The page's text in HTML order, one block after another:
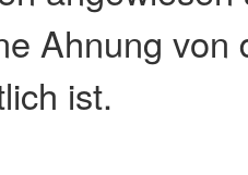
Ahnung von
ist.